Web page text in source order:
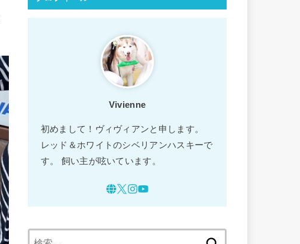
Vivienne
初めまして！ヴィヴィアンと申します。
レッド＆ホワイトのシベリアンハスキーで
す。 飼い主が呟いています。